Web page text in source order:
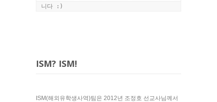
니다 :)
ISM? ISM!
ISM(해외유학생사역)팀은 2012년 조정호 선교사님께서